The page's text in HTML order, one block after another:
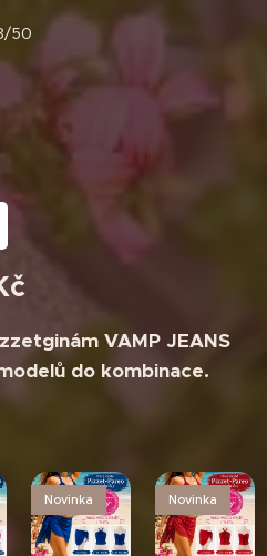
50
VAMP JEANS
do kombinace.
Novinka Novinka